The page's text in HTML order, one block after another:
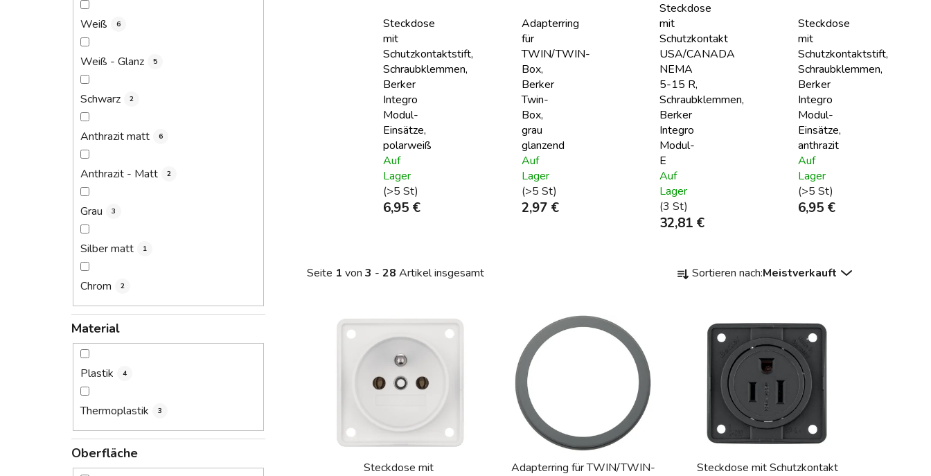
Weiß 6
Weiß - Glanz 5
Schwarz 2
Anthrazit matt 6
Anthrazit - Matt 2
Grau 3
Silber matt 1
Chrom 2
Material
Plastik 4
Thermoplastik 3
Oberfläche
Steckdose
mit
Schutzkontaktstift,
Schraubklemmen,
Berker
Integro
Modul-
Einsätze,
polarweiß
Auf
Lager
(>5 St)
6,95 €
Adapterring
für
TWIN/TWIN-
Box,
Berker
Twin-
Box,
grau
glanzend
Auf
Lager
(>5 St)
2,97 €
Steckdose
mit
Schutzkontakt
USA/CANADA
NEMA
5-15 R,
Schraubklemmen,
Berker
Integro
Modul-
E
Auf
Lager
(3 St)
32,81 €
Steckdose
mit
Schutzkontaktstift,
Schraubklemmen,
Berker
Integro
Modul-
Einsätze,
anthrazit
Auf
Lager
(>5 St)
6,95 €
Seite 1 von 3 - 28 Artikel insgesamt
r Sortieren nach:Meistverkauft
Steckdose mit
Adapterring für TWIN/TWIN-
Steckdose mit Schutzkontakt